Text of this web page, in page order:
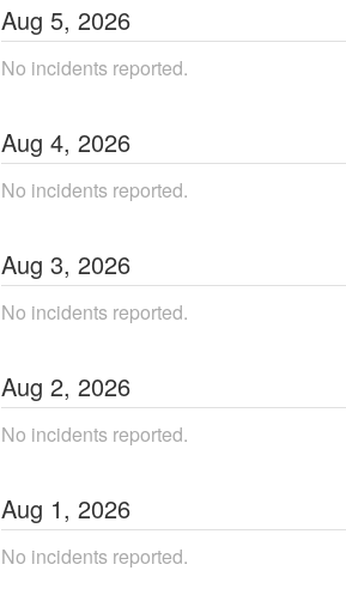
Aug 5, 2026
No incidents reported.
Aug 4, 2026
No incidents reported.
Aug 3, 2026
No incidents reported.
Aug 2, 2026
No incidents reported.
Aug 1, 2026
No incidents reported.